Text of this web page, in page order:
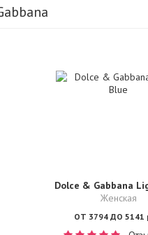
Dolce & Gabbana
Женская
ОТ 3794 ДО 5141